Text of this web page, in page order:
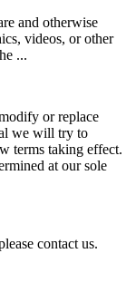
and otherwise
videos, or other
...
or replace
we will try to
terms taking effect.
at our sole
contact us.